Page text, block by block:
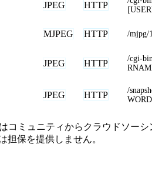
JPEG HTTP
MJPEG HTTP /mjpg/
JPEG HTTP
/cgi-
JPEG HTTP
/
コミュニティからクラウドソー
保を提供しません。